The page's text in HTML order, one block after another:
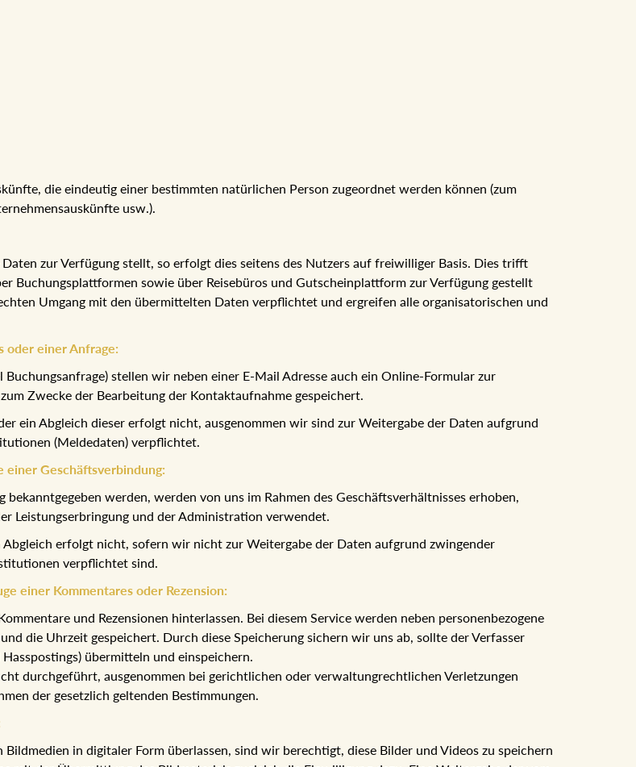
die eindeutig einer bestimmten natürlichen Person zugeordnet werden können (zum
usw.).
zur Verfügung stellt, so erfolgt dies seitens des Nutzers auf freiwilliger Basis. Dies trifft
Buchungsplattformen sowie über Reisebüros und Gutscheinplattform zur Verfügung gestellt
Umgang mit den übermittelten Daten verpflichtet und ergreifen alle organisatorischen und
oder einer Anfrage:
stellen wir neben einer E-Mail Adresse auch ein Online-Formular zur
Zwecke der Bearbeitung der Kontaktaufnahme gespeichert.
ein Abgleich dieser erfolgt nicht, ausgenommen wir sind zur Weitergabe der Daten aufgrund
(Meldedaten) verpflichtet.
einer Geschäftsverbindung:
werden, werden von uns im Rahmen des Geschäftsverhältnisses erhoben,
Leistungserbringung und der Administration verwendet.
erfolgt nicht, sofern wir nicht zur Weitergabe der Daten aufgrund zwingender
verpflichtet sind.
einer Kommentares oder Rezension:
und Rezensionen hinterlassen. Bei diesem Service werden neben personenbezogene
die Uhrzeit gespeichert. Durch diese Speicherung sichern wir uns ab, sollte der Verfasser
übermitteln und einspeichern.
durchgeführt, ausgenommen bei gerichtlichen oder verwaltungrechtlichen Verletzungen
der gesetzlich geltenden Bestimmungen.
in digitaler Form überlassen, sind wir berechtigt, diese Bilder und Videos zu speichern